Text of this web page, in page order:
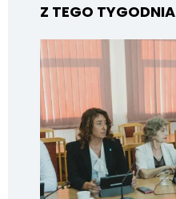
Z TEGO TYGODNIA